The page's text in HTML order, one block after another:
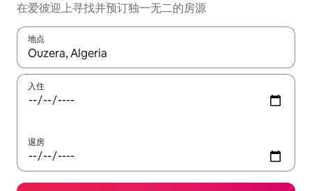
在爱彼迎上寻找并预订独一无二的房源
地点
如有搜索结果，请使用上下方向键查看，或通过点击或滑动手势
入住
退房